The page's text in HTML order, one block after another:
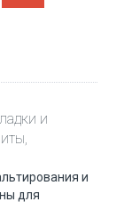
и
и
для